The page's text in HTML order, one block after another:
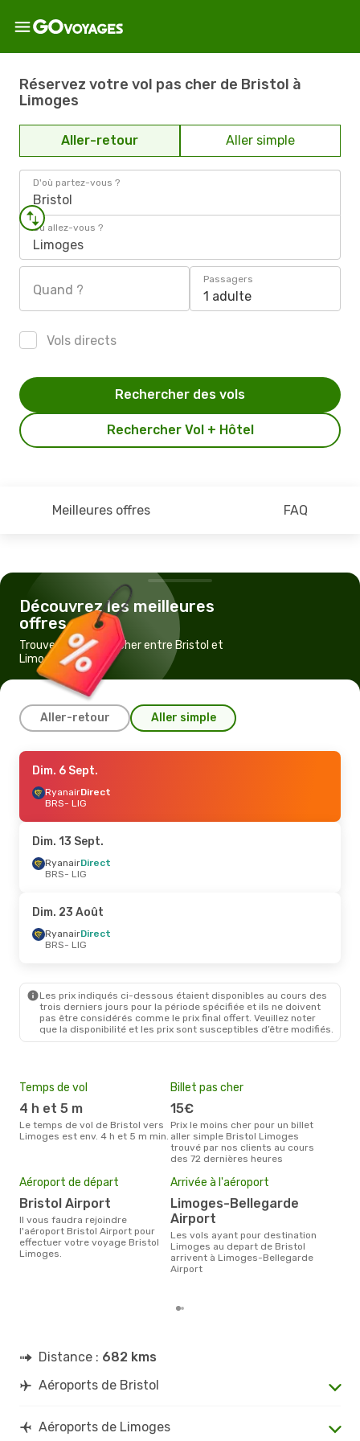
Réservez votre vol pas cher de Bristol à
Limoges
Aller-retour Aller simple
D'où partez-vous ?
Bristol
Où allez-vous ?
Limoges
Quand ?
Passagers
1 adulte
Vols directs
Rechercher Vol + Hôtel
Rechercher des vols
Meilleures offres FAQ
Découvrez les meilleures
offres
Trouvez un vol pas cher entre Bristol et
Limoges
Aller-retour Aller simple
Dim. 6 Sept.
RyanairDirect
BRS- LIG
LIG- BRS
Dim. 13 Sept.- Lun. 14 Sept.
RyanairDirect
LIG- BRS
- LIG
Air France2 Escales
LIG- BRS
Dim. 6 Sept.
RyanairDirect
BRS- LIG
Dim. 13 Sept.
RyanairDirect
BRS- LIG
Dim. 23 Août
RyanairDirect
BRS- LIG
Les prix indiqués ci-dessous étaient disponibles au cours des
trois derniers jours pour la période spécifiée et ils ne doivent
pas être considérés comme le prix final offert. Veuillez noter
que la disponibilité et les prix sont susceptibles d’être modifiés.
Temps de vol
4 h et 5 m
Le temps de vol de Bristol vers
Limoges est env. 4 h et 5 m min.
Billet pas cher
15€
Prix le moins cher pour un billet
aller simple Bristol Limoges
trouvé par nos clients au cours
des 72 dernières heures
Aéroport de départ
Bristol Airport
Il vous faudra rejoindre
l'aéroport Bristol Airport pour
effectuer votre voyage Bristol
Limoges.
Arrivée à l'aéroport
Limoges-Bellegarde
Airport
Les vols ayant pour destination
Limoges au depart de Bristol
arrivent à Limoges-Bellegarde
Airport
Distance : 682 kms
Aéroports de Bristol
Aéroports de Limoges